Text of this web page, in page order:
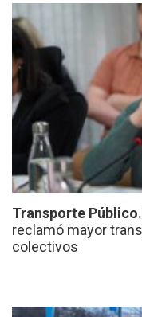
Transporte Público.
reclamó mayor
colectivos